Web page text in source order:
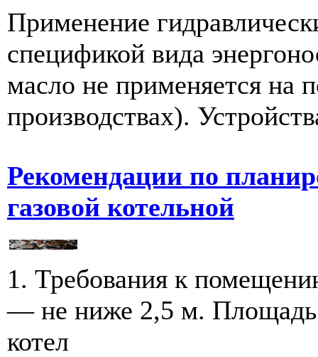
Применение
спецификой вида
масло не применяется на
производствах).
Рекомендации по
газовой котельной
1. Требования к
— не ниже 2,5 м.
котел